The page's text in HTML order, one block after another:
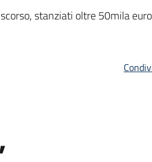
stanziati oltre 50mila